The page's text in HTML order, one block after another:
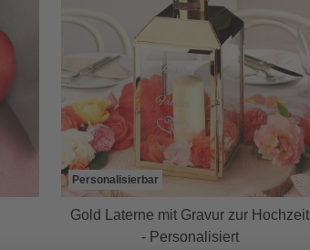
Personalisierbar
Gold Laterne mit Gravur zur Hochzeit
- Personalisiert